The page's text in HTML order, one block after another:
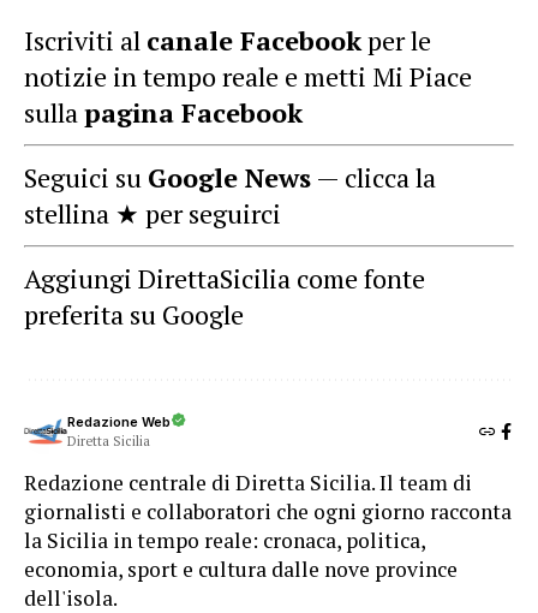
Iscriviti al canale Facebookper le
notizie in tempo reale e metti Mi Piace
sullapagina Facebook
Seguici su Google News — clicca la
stellina ★ per seguirci
Aggiungi DirettaSicilia come fonte
preferita su Google
Redazione Web
Diretta Sicilia
Redazione centrale di Diretta Sicilia. Il team di
giornalisti e collaboratori che ogni giorno racconta
la Sicilia in tempo reale: cronaca, politica,
economia, sport e cultura dalle nove province
dell'isola.